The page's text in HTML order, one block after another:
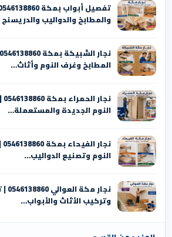
والمطابخ والدواليب
المطابخ وغرف النوم وأثاث…
النوم الجديدة والمستعملة…
النوم وتصنيع الدواليب…
وتركيب الأثاث والأبواب…